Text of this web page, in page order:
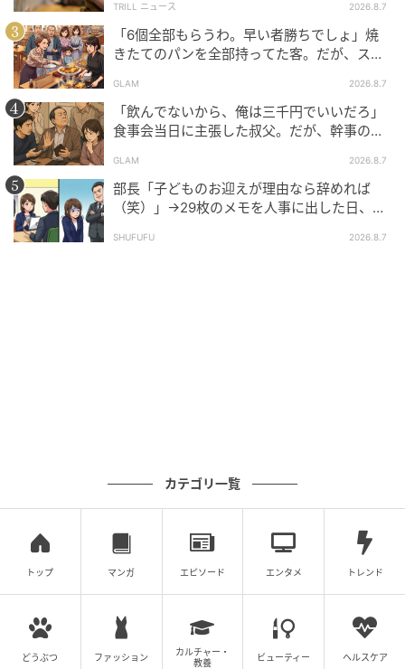
次の記事
『バレないようにお願い』。彼が送ってきた
地図に、私に宛てたとは思えないメッセージ
が添えられていた話
の記事をもっとみる
せん」
TRILL ニュース 2026.8.7
「6個全部もらうわ。早い者勝ちでしょ」焼
きたてのパンを全部持ってた客。だが、スタ
GLAM 2026.8.7
「飲んでないから、俺は三千円でいいだろ」
食事会当日に主張した叔父。だが、幹事のい
GLAM 2026.8.7
部長「子どものお迎えが理由なら辞めれば
（笑）」→29枚のメモを人事に出した日、部
SHUFUFU 2026.8.7
カテゴリ一覧
トップ マンガ エピソード エンタメ トレンド
どうぶつ ファッション
カルチャー・
教養
ビューティー ヘルスケア